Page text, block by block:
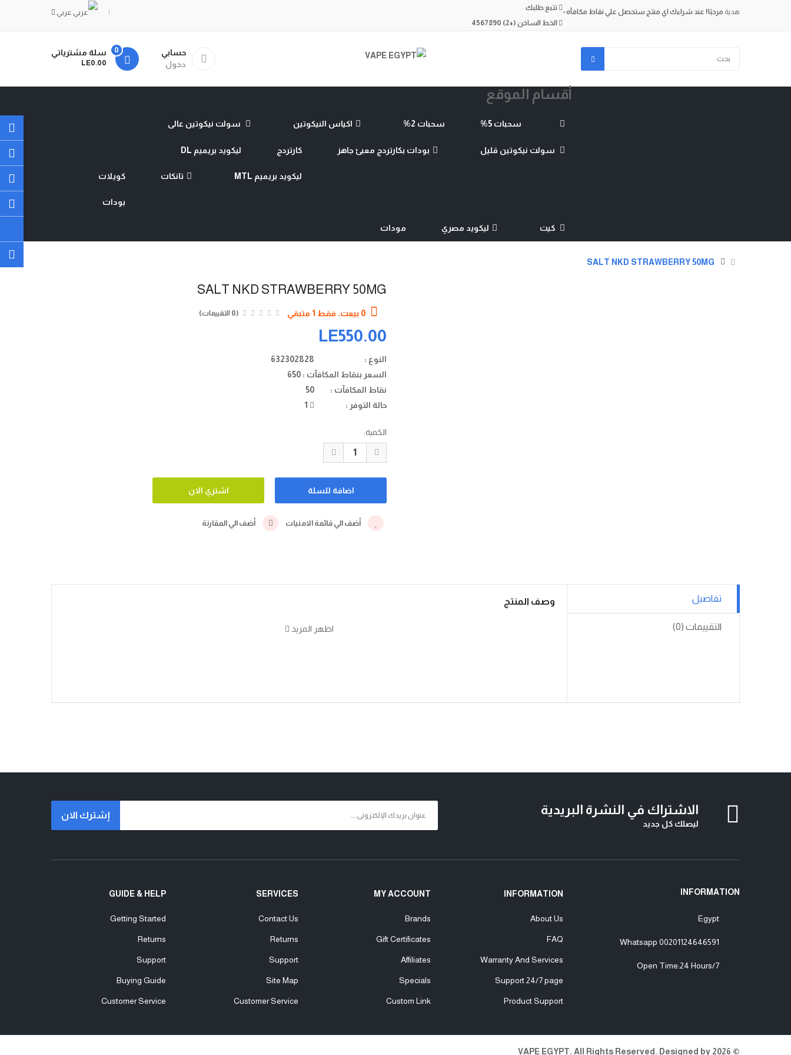
هدية مرحبًا! عند شراءك اي منتج ستحصل علي نقاط مكافأه -
تتبع طلبك
الخط الساخن (+2) 4567890
عربي
سلة مشترياتي
0
حسابي
دخول
أقسام الموقع
سحبات 5% سحبات 2% اكياس النيكوتين سولت نيكوتين عالى
سولت نيكوتين قليل بودات بكارتردج معبئ جاهز كارتردج ليكويد بريميم DL
ليكويد بريميم MTL تانكات كويلات
بودات
كيت ليكويد مصري مودات
SALT NKD STRAWBERRY 50MG
SALT NKD STRAWBERRY 50MG
(0 التقييمات)
LE550.00
النوع :
السعر بنقاط المكافآت :
نقاط المكافآت :
حالة التوفر :
الكمية:
أضف الي قائمة الامنيات أضف الي المقارنة
تفاصيل
التقييمات (0)
وصف المنتج
اظهر المزيد
الاشتراك في النشرة البريدية
ليصلك كل جديد
إشترك الان
INFORMATION
Egypt
00201124646591
Whatsapp
Open Time:24 Hours/7
INFORMATION
About Us
FAQ
Warranty And Services
Support 24/7 page
Product Support
MY ACCOUNT
Brands
Gift Certificates
Affiliates
Specials
Custom Link
SERVICES
Contact Us
Returns
Support
Site Map
Customer Service
GUIDE & HELP
Getting Started
Returns
Support
Buying Guide
Customer Service
© 2026 VAPE EGYPT. All Rights Reserved. Designed by